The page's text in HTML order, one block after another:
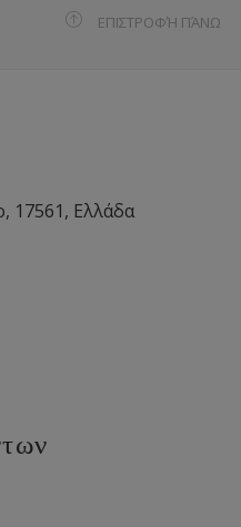
ΕΠΙΣΤΡΟΦΉ ΠΆΝΩ
17561, Ελλάδα